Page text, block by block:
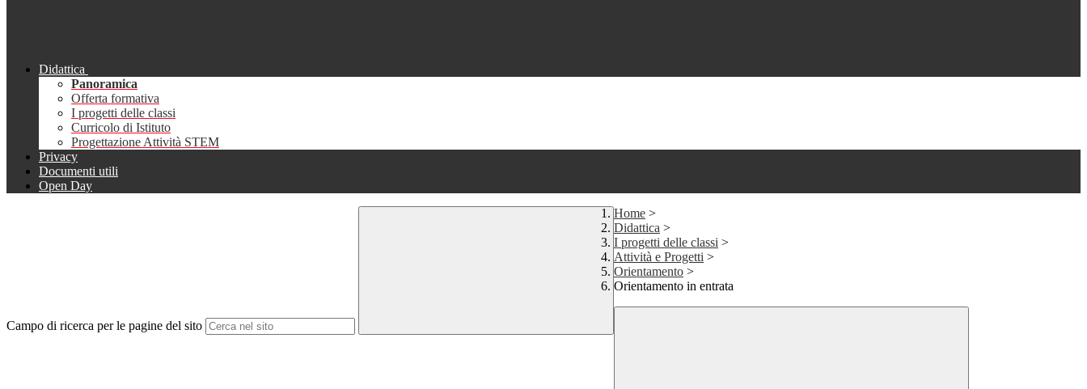
Didattica
Panoramica
Offerta formativa
I progetti delle classi
Curricolo di Istituto
Progettazione Attività STEM
Privacy
Documenti utili
Open Day
Campo di ricerca per le pagine del sito
Home >
Didattica >
I progetti delle classi >
Attività e Progetti >
Orientamento >
Orientamento in entrata